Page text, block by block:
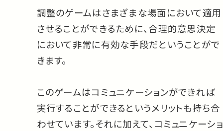
調整のゲームはさまざまな場面において適用
させることができるために、合理的意思決定
において非常に有効な手段だということがで
きます。
このゲームはコミュニケーションができれば
実行することができるというメリットも持ち合
わせています。それに加えて、コミュニケーショ